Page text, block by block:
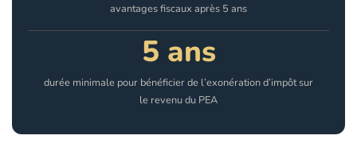
avantages fiscaux après 5 ans
5 ans
durée minimale pour bénéficier de l’exonération d’impôt sur
le revenu du PEA